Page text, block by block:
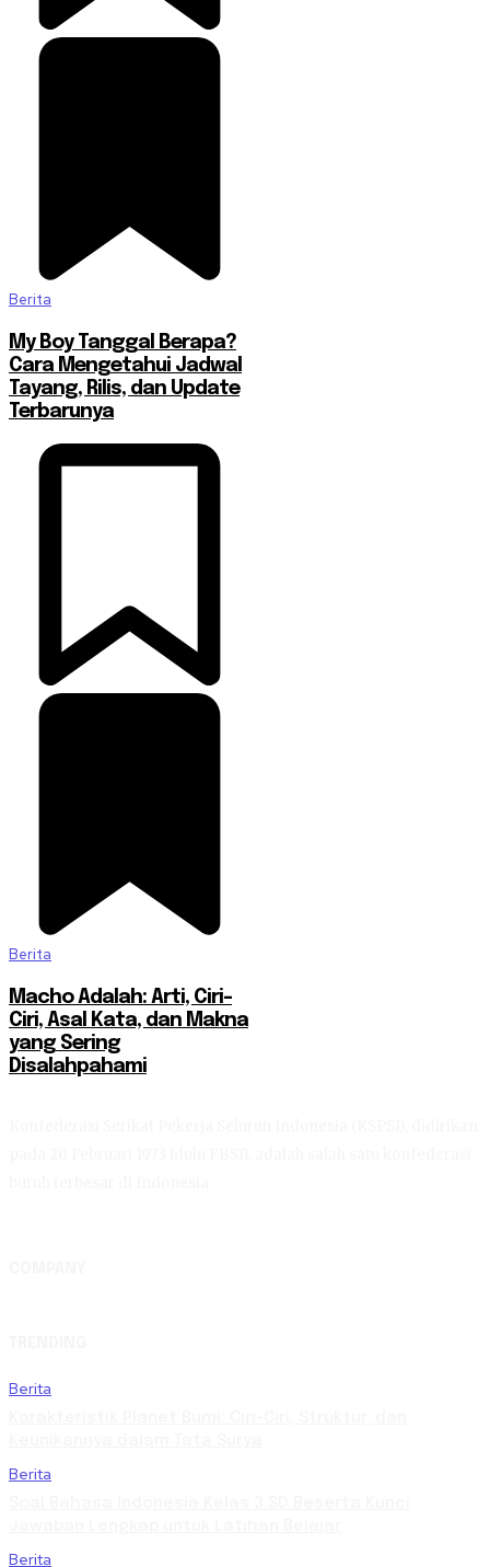
Berita
My Boy Tanggal Berapa?
Cara Mengetahui Jadwal
Tayang, Rilis, dan Update
Terbarunya
Berita
Macho Adalah: Arti, Ciri-
Ciri, Asal Kata, dan Makna
yang Sering
Disalahpahami
Berita
Berita
Berita